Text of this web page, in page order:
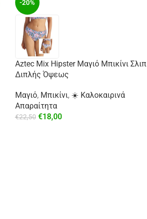
-20%
Aztec Mix Hipster Μαγιό Μπικίνι Σλιπ
Διπλής Όψεως
Μαγιό, Μπικίνι, ☀️ Καλοκαιρινά
Απαραίτητα
€22,50 €18,00